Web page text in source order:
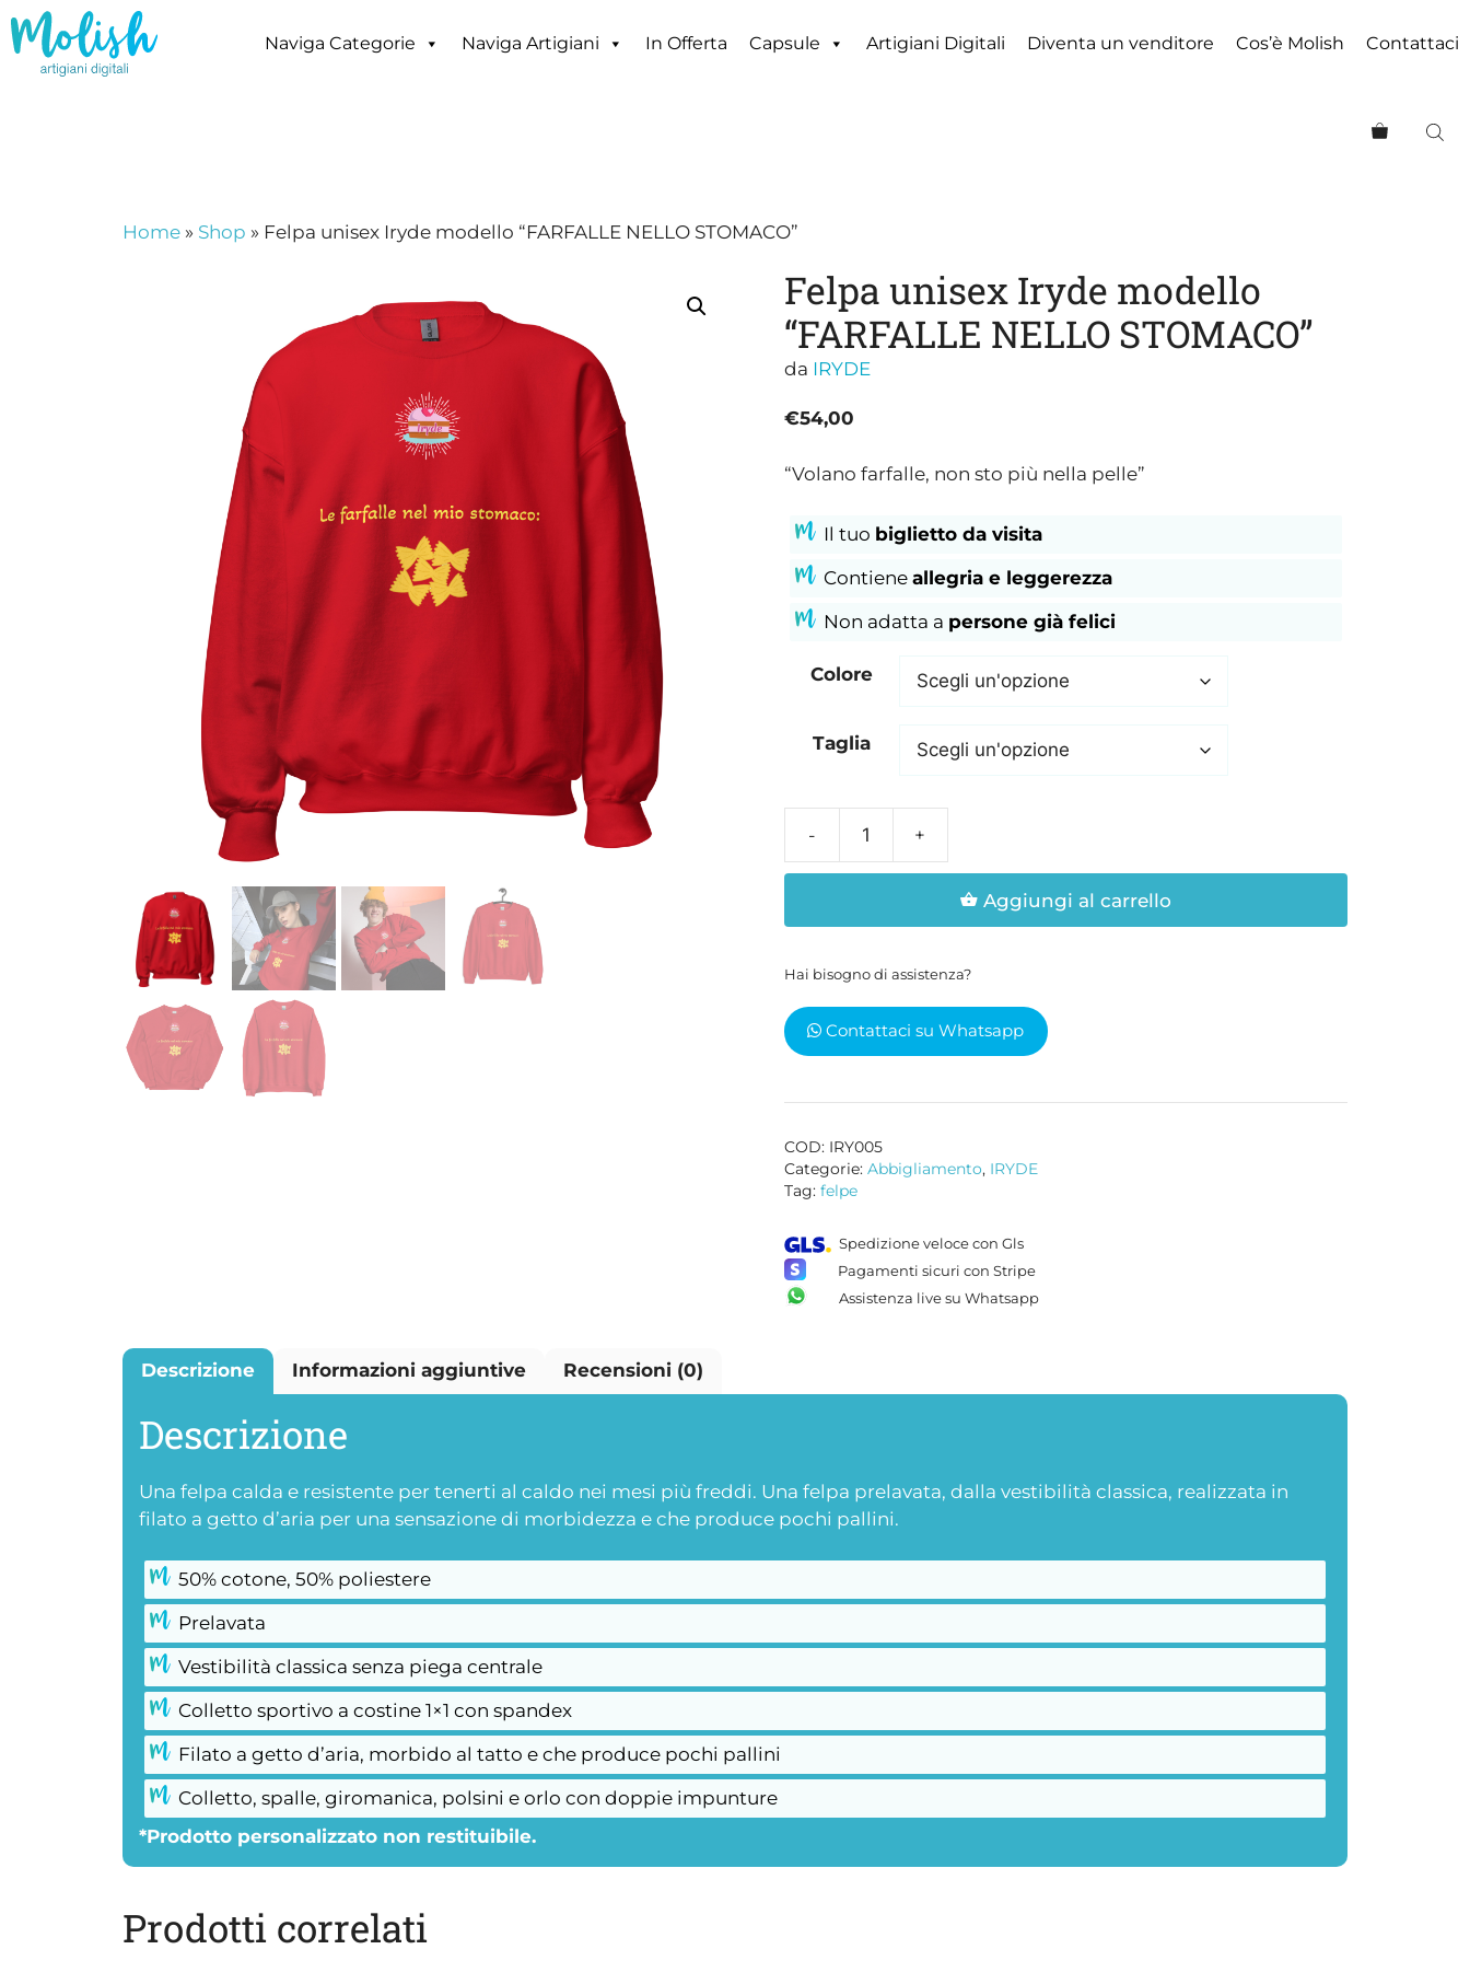
Vai
al
contenuto
Naviga Categorie Naviga Artigiani In Offerta Capsule Artigiani Digitali Diventa un venditore Cos’è Molish Contattaci
Home » Shop » Felpa unisex Iryde modello “FARFALLE NELLO STOMACO”
Felpa unisex Iryde modello
“FARFALLE NELLO STOMACO”
da IRYDE
€54,00
“Volano farfalle, non sto più nella pelle”
Il tuo biglietto da visita
Contiene allegriae leggerezza
Non adatta a persone già felici
Colore
Taglia
unisex
modello
NELLO
STOMACO"
quantità
Aggiungi al carrello
Hai bisogno di assistenza?
Contattaci su Whatsapp
COD: IRY005
Categorie: Abbigliamento, IRYDE
Tag: felpe
Spedizione veloce con Gls
Pagamenti sicuri con Stripe
Assistenza live su Whatsapp
Descrizione Informazioni aggiuntive Recensioni (0)
Descrizione
Una felpa calda e resistente per tenerti al caldo nei mesi più freddi. Una felpa prelavata, dalla vestibilità classica, realizzata in
filato a getto d’aria per una sensazione di morbidezza e che produce pochi pallini.
50% cotone, 50% poliestere
Prelavata
Vestibilità classica senza piega centrale
Colletto sportivo a costine 1×1 con spandex
Filato a getto d’aria, morbido al tatto e che produce pochi pallini
Colletto, spalle, giromanica, polsini e orlo con doppie impunture
*Prodotto personalizzato non restituibile.
Prodotti correlati